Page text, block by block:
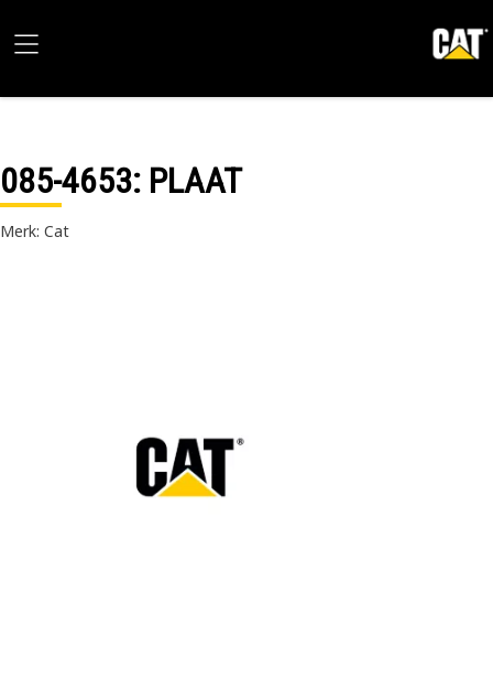
085-4653: PLAAT
Merk: Cat